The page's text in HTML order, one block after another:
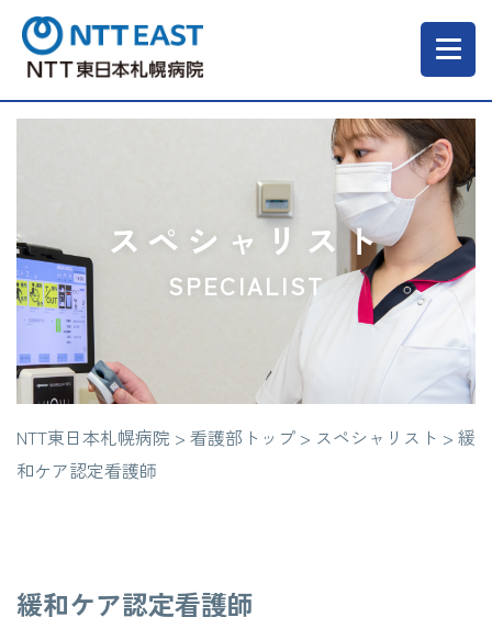
当院について
診療科・部門
医療・介護関係の方
採用情報
スペシャリスト
SPECIALIST
NTT東日本札幌病院 > 看護部トップ > スペシャリスト > 緩
和ケア認定看護師
緩和ケア認定看護師